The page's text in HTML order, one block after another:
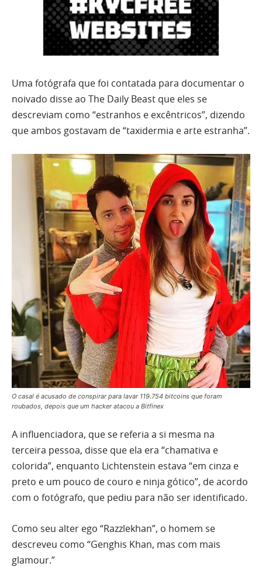
Uma fotógrafa que foi contatada para documentar o
noivado disse ao The Daily Beast que eles se
descreviam como “estranhos e excêntricos”, dizendo
que ambos gostavam de “taxidermia e arte estranha”.
O casal é acusado de conspirar para lavar 119.754 bitcoins que foram
roubados, depois que um hacker atacou a Bitfinex
A influenciadora, que se referia a si mesma na
terceira pessoa, disse que ela era “chamativa e
colorida”, enquanto Lichtenstein estava “em cinza e
preto e um pouco de couro e ninja gótico”, de acordo
com o fotógrafo, que pediu para não ser identificado.
Como seu alter ego “Razzlekhan”, o homem se
descreveu como “Genghis Khan, mas com mais
glamour.”